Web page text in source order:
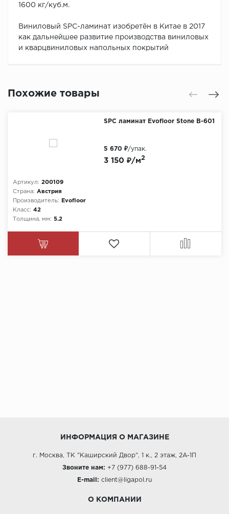
1600 кг/куб.м.
Виниловый SPC-ламинат изобретён в Китае в 2017
как дальнейшее развитие производства виниловых
и кварцвиниловых напольных покрытий
Похожие товары
SPC ламинат Evofloor Stone B-601
Артикул: 200109
Страна: Австрия
Производитель:
Evofloor
Класс: 42
Толщина, мм: 5.2
3 150 ₽/м2
5 670 ₽/упак.
ИНФОРМАЦИЯ О МАГАЗИНЕ
г. Москва, ТК "Каширский Двор", 1 к., 2 этаж, 2А-1П
Звоните нам: +7 (977) 688-91-54
E-mail: client@ligapol.ru
О КОМПАНИИ